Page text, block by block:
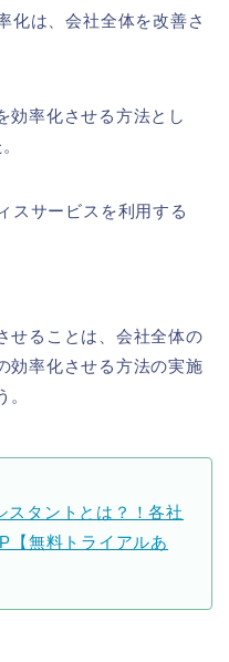
化は、会社全体を改善さ
効率化させる方法とし
スサービスを利用する
せることは、会社全体の
効率化させる方法の実施
スタントとは？！各社
【無料トライアルあ